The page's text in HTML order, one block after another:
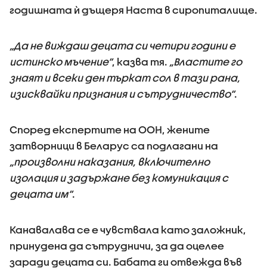
годишната ѝ дъщеря Наста в сиропиталище.
„Да не виждаш децата си четири години е
истинско мъчение“, казва тя.
„Властите го
знаят и всеки ден търкат сол в тази рана,
изисквайки признания и сътрудничество“.
Според експертите на ООН, жените
затворници в Беларус са подлагани на
„произволни наказания, включително
изолация и задържане без комуникация с
децата им“.
Канавалава се е чувствала като заложник,
принудена да сътрудничи, за да оцелее
заради децата си. Бабата ги отвежда във